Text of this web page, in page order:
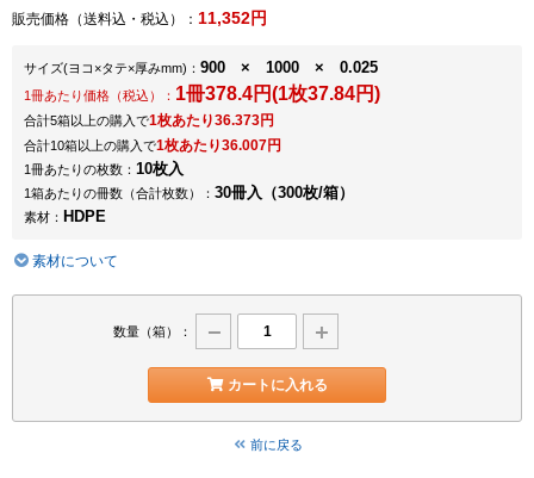
販売価格（送料込・税込）： 11,352円
サイズ(ヨコ×タテ×厚みmm) ： 900 × 1000 × 0.025
1冊あたり価格（税込）： 1冊378.4円(1枚37.84円)
合計5箱以上の購入で1枚あたり36.373円
合計10箱以上の購入で1枚あたり36.007円
1冊あたりの枚数： 10枚入
1箱あたりの冊数（合計枚数）： 30冊入（300枚/箱）
素材： HDPE
素材について
数量（箱）：
カートに入れる
前に戻る